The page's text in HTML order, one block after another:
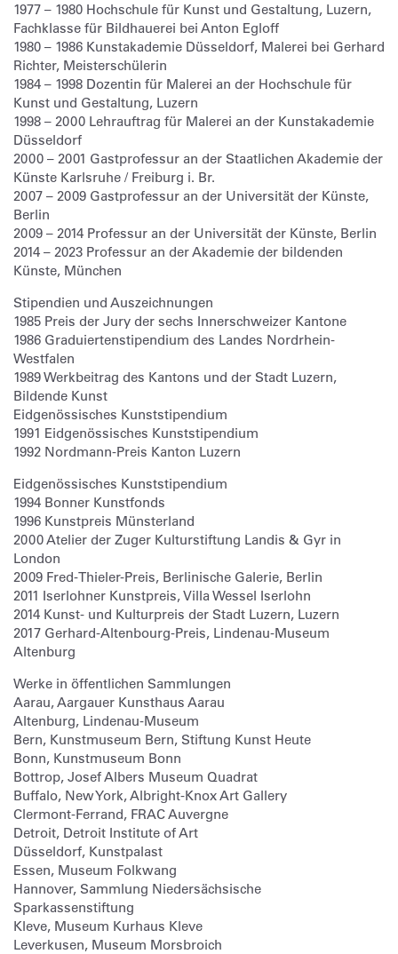
1977 – 1980 Hochschule für Kunst und Gestaltung, Luzern,
Fachklasse für Bildhauerei bei Anton Egloff
1980 – 1986 Kunstakademie Düsseldorf, Malerei bei Gerhard
Richter, Meisterschülerin
1984 – 1998 Dozentin für Malerei an der Hochschule für
Kunst und Gestaltung, Luzern
1998 – 2000 Lehrauftrag für Malerei an der Kunstakademie
Düsseldorf
2000 – 2001 Gastprofessur an der Staatlichen Akademie der
Künste Karlsruhe / Freiburg i. Br.
2007 – 2009 Gastprofessur an der Universität der Künste,
Berlin
2009 – 2014 Professur an der Universität der Künste, Berlin
2014 – 2023 Professur an der Akademie der bildenden
Künste, München
Stipendien und Auszeichnungen
1985 Preis der Jury der sechs Innerschweizer Kantone
1986 Graduiertenstipendium des Landes Nordrhein-
Westfalen
1989 Werkbeitrag des Kantons und der Stadt Luzern,
Bildende Kunst
Eidgenössisches Kunststipendium
1991 Eidgenössisches Kunststipendium
1992 Nordmann-Preis Kanton Luzern
Eidgenössisches Kunststipendium
1994 Bonner Kunstfonds
1996 Kunstpreis Münsterland
2000 Atelier der Zuger Kulturstiftung Landis & Gyr in
London
2009 Fred-Thieler-Preis, Berlinische Galerie, Berlin
2011 Iserlohner Kunstpreis, Villa Wessel Iserlohn
2014 Kunst- und Kulturpreis der Stadt Luzern, Luzern
2017 Gerhard-Altenbourg-Preis, Lindenau-Museum
Altenburg
Werke in öffentlichen Sammlungen
Aarau, Aargauer Kunsthaus Aarau
Altenburg, Lindenau-Museum
Bern, Kunstmuseum Bern, Stiftung Kunst Heute
Bonn, Kunstmuseum Bonn
Bottrop, Josef Albers Museum Quadrat
Buffalo, New York, Albright-Knox Art Gallery
Clermont-Ferrand, FRAC Auvergne
Detroit, Detroit Institute of Art
Düsseldorf, Kunstpalast
Essen, Museum Folkwang
Hannover, Sammlung Niedersächsische
Sparkassenstiftung
Kleve, Museum Kurhaus Kleve
Leverkusen, Museum Morsbroich